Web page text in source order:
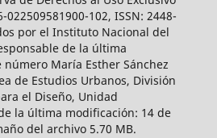
102, ISSN: 2448-
por el Instituto Nacional del
de la última
María Esther Sánchez
de Estudios Urbanos, División
el Diseño, Unidad
la última modificación: 14 de
del archivo 5.70 MB.